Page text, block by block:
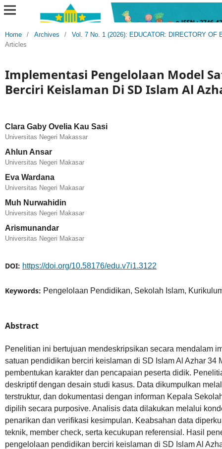
Home / Archives /
Vol. 7 No. 1 (2026): EDUCATOR: DIRECTORY OF
Articles
Implementasi Pengelolaan Model
Berciri Keislaman Di SD Islam Al
Clara Gaby Ovelia Kau Sasi
Universitas Negeri Makassar
Ahlun Ansar
Universitas Negeri Makasar
Eva Wardana
Universitas Negeri Makasar
Muh Nurwahidin
Universitas Negeri Makasar
Arismunandar
Universitas Negeri Makasar
DOI: https://doi.org/10.58176/edu.v7i1.3122
Keywords: Pengelolaan Pendidikan, Sekolah Islam,
Abstract
Penelitian ini bertujuan mendeskripsikan secara mendalam
satuan pendidikan berciri keislaman di SD Islam Al Azhar 34
pembentukan karakter dan pencapaian peserta didik.
deskriptif dengan desain studi kasus. Data dikumpulkan
terstruktur, dan dokumentasi dengan informan Kepala
dipilih secara purposive. Analisis data dilakukan melalui
penarikan dan verifikasi kesimpulan. Keabsahan data
teknik, member check, serta kecukupan referensial. Hasil
pengelolaan pendidikan berciri keislaman di SD Islam Al